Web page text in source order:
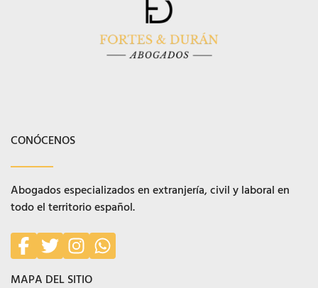
CONÓCENOS
Abogados especializados en extranjería, civil y laboral en
todo el territorio español.
MAPA DEL SITIO